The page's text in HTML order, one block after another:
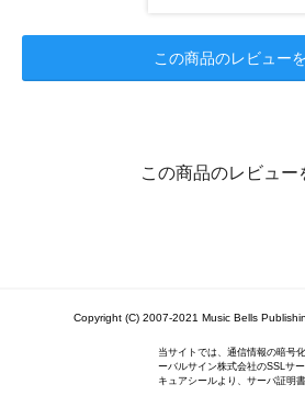
この商品のレビュー
この商品のレビュー
Copyright (C) 2007-2021 Music Bells
当サイトでは、通信情報の暗号
ーバルサイン株式会社のSSLサ
キュアシールより、サーバ証明